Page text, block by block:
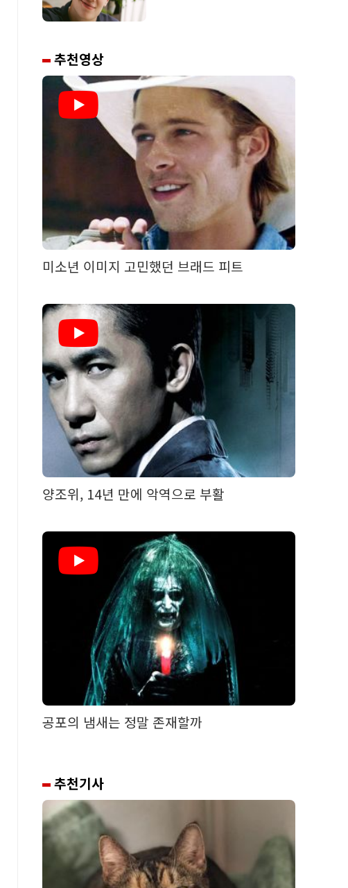
추천영상
미소년 이미지 고민했던 브래드 피트
양조위, 14년 만에 악역으로 부활
공포의 냄새는 정말 존재할까
추천기사